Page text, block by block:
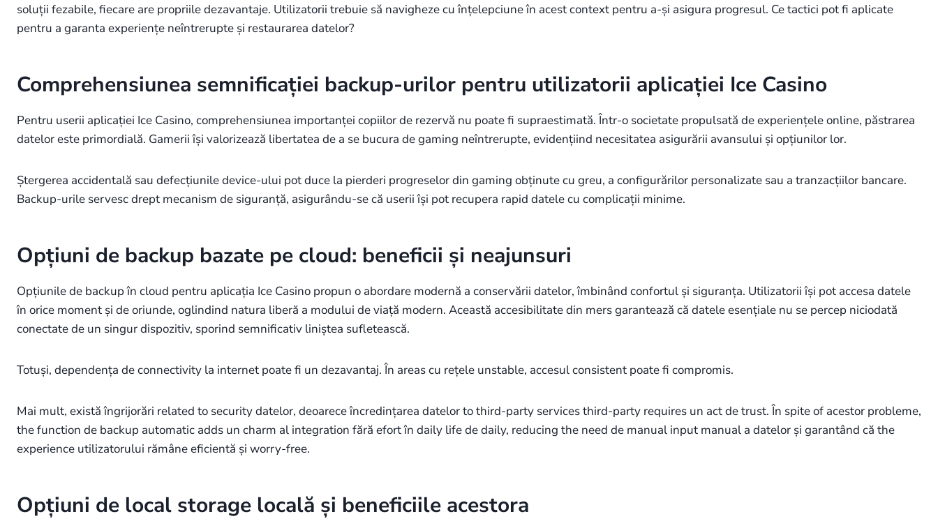
soluții fezabile, fiecare are propriile dezavantaje. Utilizatorii trebuie să navigheze cu înțelepciune în acest context pentru a-și asigura progresul. Ce tactici pot fi aplicate
pentru a garanta experiențe neîntrerupte și restaurarea datelor?
Comprehensiunea semnificației backup-urilor pentru utilizatorii aplicației Ice Casino
Pentru userii aplicației Ice Casino, comprehensiunea importanței copiilor de rezervă nu poate fi supraestimată. Într-o societate propulsată de experiențele online, păstrarea
datelor este primordială. Gamerii își valorizează libertatea de a se bucura de gaming neîntrerupte, evidențiind necesitatea asigurării avansului și opțiunilor lor.
Ștergerea accidentală sau defecțiunile device-ului pot duce la pierderi progreselor din gaming obținute cu greu, a configurărilor personalizate sau a tranzacțiilor bancare.
Backup-urile servesc drept mecanism de siguranță, asigurându-se că userii își pot recupera rapid datele cu complicații minime.
Opțiuni de backup bazate pe cloud: beneficii și neajunsuri
Opțiunile de backup în cloud pentru aplicația Ice Casino propun o abordare modernă a conservării datelor, îmbinând confortul și siguranța. Utilizatorii își pot accesa datele
în orice moment și de oriunde, oglindind natura liberă a modului de viață modern. Această accesibilitate din mers garantează că datele esențiale nu se percep niciodată
conectate de un singur dispozitiv, sporind semnificativ liniștea sufletească.
Totuși, dependența de connectivity la internet poate fi un dezavantaj. În areas cu rețele unstable, accesul consistent poate fi compromis.
Mai mult, există îngrijorări related to security datelor, deoarece încredințarea datelor to third-party services third-party requires un act de trust. În spite of acestor probleme,
the function de backup automatic adds un charm al integration fără efort în daily life de daily, reducing the need de manual input manual a datelor și garantând că the
experience utilizatorului rămâne eficientă și worry-free.
Opțiuni de local storage locală și beneficiile acestora